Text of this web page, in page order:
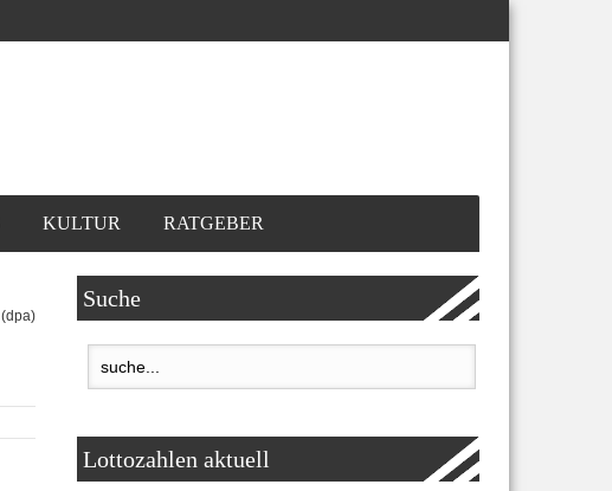
KULTUR RATGEBER
(dpa)
Suche
Lottozahlen aktuell